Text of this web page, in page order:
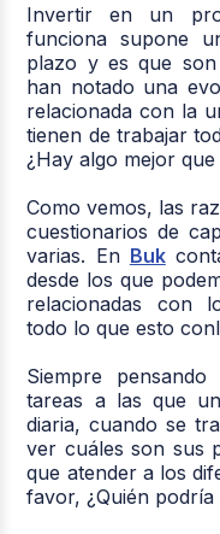
Invertir en un
funcionasupone
plazo y es que son
han notado una
relacionada con la
tienen de trabajar
¿Hay algo mejor que
Como vemos, las
cuestionarios de
varias. En Buk
desde los que
relacionadas con
todo lo que esto
Siempre
tareas a las que
diaria, cuando se
ver cuáles son sus
que atender a los
favor, ¿Quién